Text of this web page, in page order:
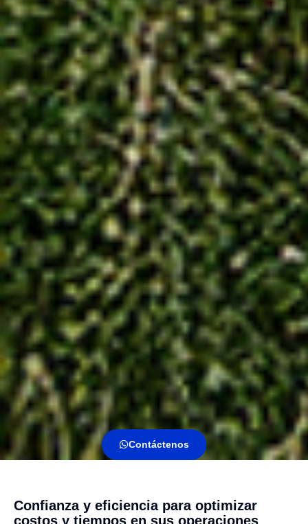
Contáctenos
Confianza y eficiencia para optimizar
costos y tiempos en sus operaciones